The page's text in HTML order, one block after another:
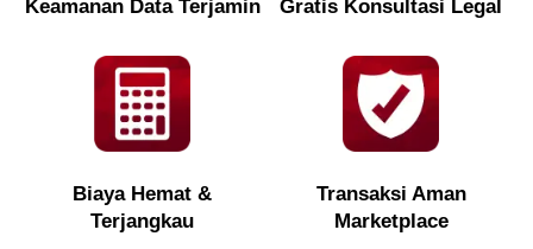
Keamanan Data Terjamin Gratis Konsultasi Legal
Biaya Hemat &
Terjangkau
Transaksi Aman
Marketplace